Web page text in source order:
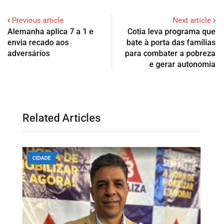
Previous article
Alemanha aplica 7 a 1 e
envia recado aos
adversários
Next article
Cotia leva programa que
bate à porta das famílias
para combater a pobreza
e gerar autonomia
Related Articles
CIDADE